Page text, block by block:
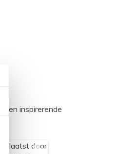
een inspirerende